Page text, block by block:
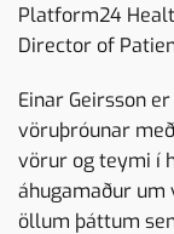
Platform24
Director of
Einar Geirsson
vöruþróunar
vörur og teymi í
áhugamaður um
öllum þáttum